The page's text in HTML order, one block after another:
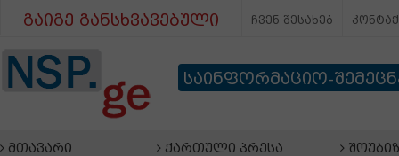
გაიგე განსხვავებული ჩვენ შესახებ
საინფორმაციო-
მთავარი
ქართული პრესა